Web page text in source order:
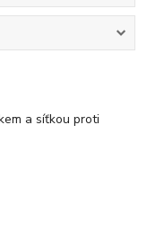
a síťkou proti